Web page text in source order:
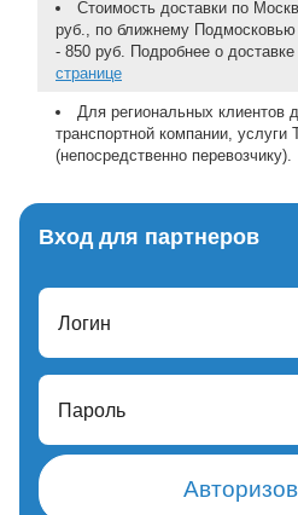
Стоимость доставки по
руб., по ближнему
- 850 руб. Подробнее о
странице
Для региональных клиентов
транспортной компании,
(непосредственно перевозчику).
Вход для партнеров
Логин
Пароль